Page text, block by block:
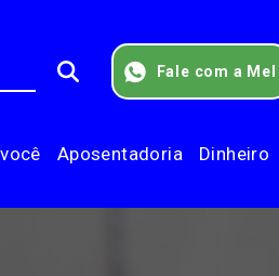
Fale com a Mel
Aposentadoria Dinheiro